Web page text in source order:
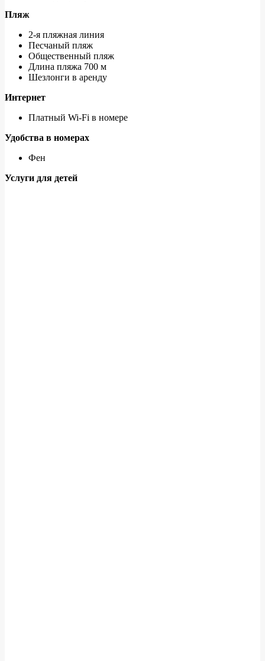
Пляж
2-я пляжная линия
Песчаный пляж
Общественный пляж
Длина пляжа 700 м
Шезлонги в аренду
Интернет
Платный Wi-Fi в номере
Удобства в номерах
Фен
Услуги для детей